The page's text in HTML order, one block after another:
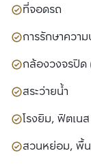
ที่จอดรถ
การรักษาควา
กล้องวงจรปิด
สระว่ายน้ำ
โรงยิม, ฟิตเนส
สวนหย่อม, พื้